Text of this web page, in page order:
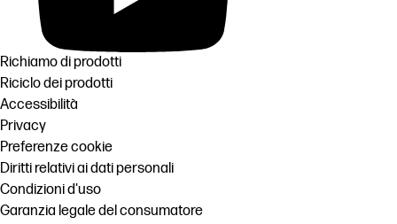
Richiamo di prodotti
Riciclo dei prodotti
Accessibilità
Privacy
Preferenze cookie
Diritti relativi ai dati personali
Condizioni d'uso
Garanzia legale del consumatore